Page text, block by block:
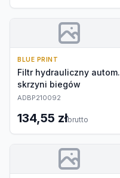
BLUE PRINT
Filtr hydrauliczny autom.
skrzyni biegów
ADBP210092
134,55 złbrutto